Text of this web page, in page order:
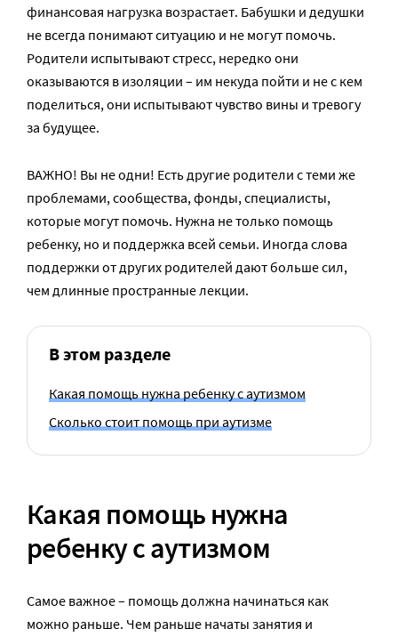
финансовая нагрузка возрастает. Бабушки и дедушки
не всегда понимают ситуацию и не могут помочь.
Родители испытывают стресс, нередко они
оказываются в изоляции – им некуда пойти и не с кем
поделиться, они испытывают чувство вины и тревогу
за будущее.
ВАЖНО! Вы не одни! Есть другие родители с теми же
проблемами, сообщества, фонды, специалисты,
которые могут помочь. Нужна не только помощь
ребенку, но и поддержка всей семьи. Иногда слова
поддержки от других родителей дают больше сил,
чем длинные пространные лекции.
В этом разделе
Какая помощь нужна ребенку с аутизмом
Сколько стоит помощь при аутизме
Какая помощь нужна
ребенку с аутизмом
Самое важное – помощь должна начинаться как
можно раньше. Чем раньше начаты занятия и